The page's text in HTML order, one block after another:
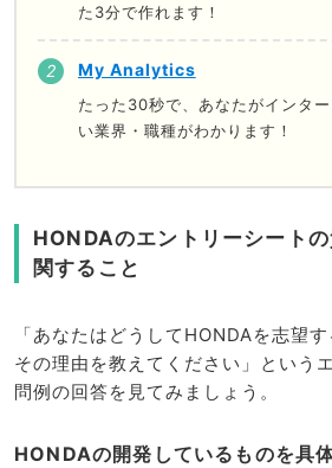
た3分で作れます！
My Analytics
たった30秒で、あなたがインタ
い業界・職種がわかります！
HONDAのエントリーシート
関すること
「あなたはどうしてHONDAを志望
その理由を教えてください」という
問例の回答を見てみましょう。
HONDAの開発しているものを具